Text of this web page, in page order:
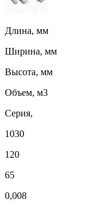
Длина, мм
Ширина, мм
Высота, мм
Объем, м3
Серия,
1030
120
65
0,008